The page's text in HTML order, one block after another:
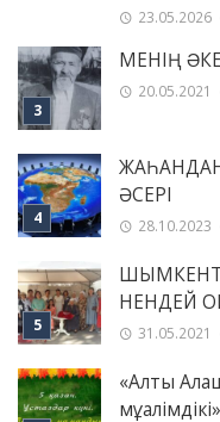
23.05.2026
МЕНІҢ
20.05.2021
ӘСЕРІ
28.10.2023
НЕНДЕЙ
31.05.2021
«Алты
мұғалімдікі»